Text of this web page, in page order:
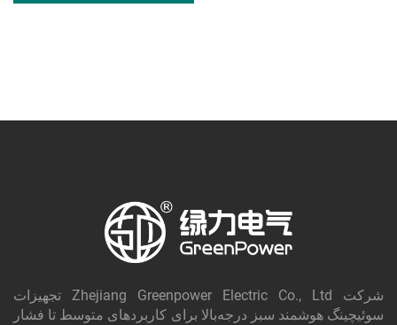
شرکت Zhejiang Greenpower Electric Co., Ltd تجهیزات
سوئیچینگ هوشمند سبز درجه‌بالا برای کاربردهای متوسط تا فشار